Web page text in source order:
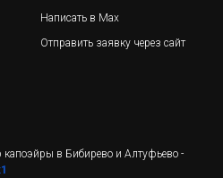
Написать в Max
Отправить заявку через сайт
в Бибирево и Алтуфьево -